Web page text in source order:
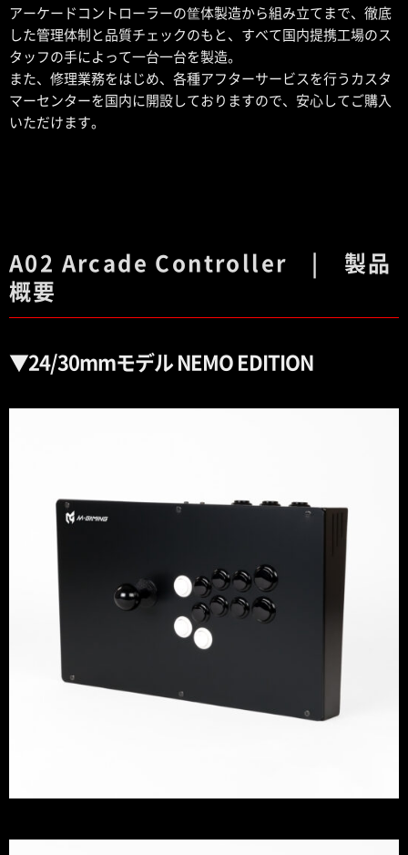
アーケードコントローラーの筐体製造から組み立てまで、徹底
した管理体制と品質チェックのもと、すべて国内提携工場のス
タッフの手によって一台一台を製造。
また、修理業務をはじめ、各種アフターサービスを行うカスタ
マーセンターを国内に開設しておりますので、安心してご購入
いただけます。
A02 Arcade Controller | 製品
概要
▼24/30mmモデル NEMO EDITION